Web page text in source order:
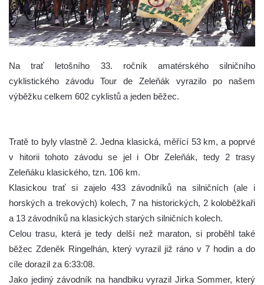
Na trať letošního 33. ročník amatérského silničního
cyklistického závodu Tour de Zeleňák vyrazilo po našem
výběžku celkem 602 cyklistů a jeden běžec.
Tratě to byly vlastně 2. Jedna klasická, měřící 53 km, a poprvé
v hitorii tohoto závodu se jel i Obr Zeleňák, tedy 2 trasy
Zeleňáku klasického, tzn. 106 km.
Klasickou trať si zajelo 433 závodníků na silničních (ale i
horských a trekových) kolech, 7 na historických, 2 koloběžkaři
a 13 závodníků na klasických starých silničních kolech.
Celou trasu, která je tedy delší než maraton, si proběhl také
běžec Zdeněk Ringelhán, který vyrazil již ráno v 7 hodin a do
cíle dorazil za 6:33:08.
Jako jediný závodník na handbiku vyrazil Jirka Sommer, který